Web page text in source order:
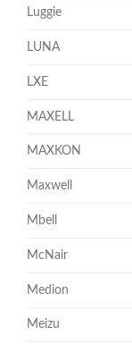
Luggie
LUNA
LXE
MAXELL
MAXKON
Maxwell
Mbell
McNair
Medion
Meizu